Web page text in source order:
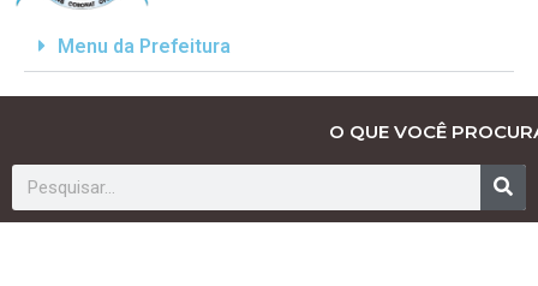
Menu da Prefeitura
O QUE VOCÊ